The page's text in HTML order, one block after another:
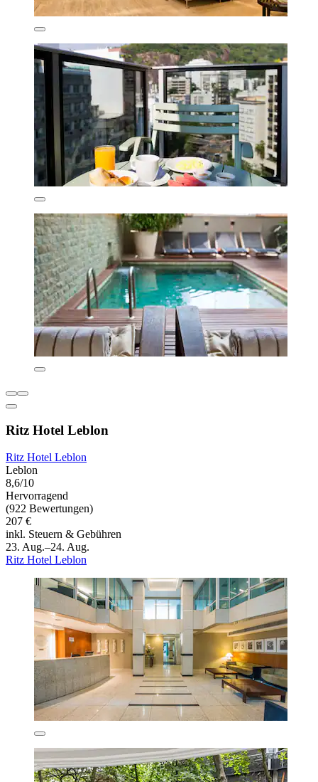
Ritz Hotel Leblon
Ritz Hotel Leblon
Leblon
8,6/10
Hervorragend
(922 Bewertungen)
207 €
inkl. Steuern & Gebühren
23. Aug.–24. Aug.
Ritz Hotel Leblon